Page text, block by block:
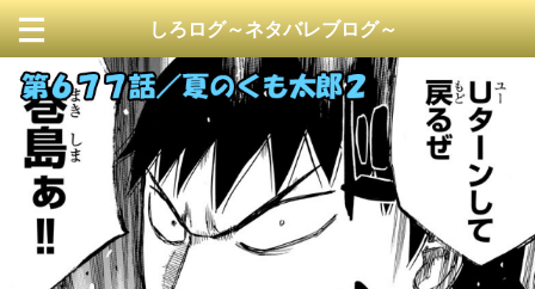
しろログ～ネタバレブログ～